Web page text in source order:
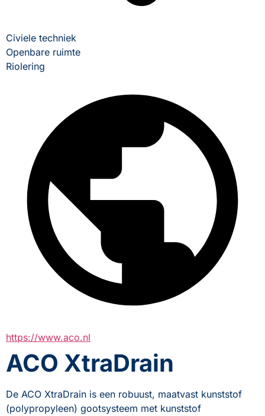
Civiele techniek
Openbare ruimte
Riolering
https://www.aco.nl
ACO XtraDrain
De ACO XtraDrain is een robuust, maatvast kunststof
(polypropyleen) gootsysteem met kunststof